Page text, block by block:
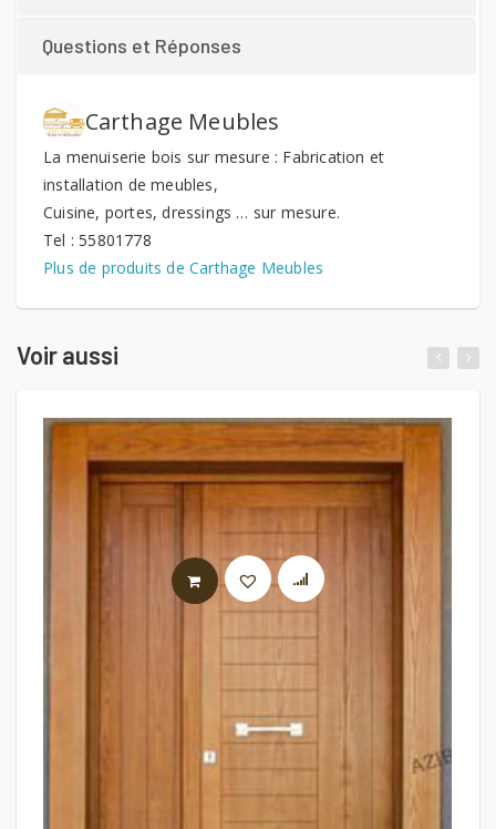
Questions et Réponses
Carthage Meubles
La menuiserie bois sur mesure : Fabrication et
installation de meubles,
Cuisine, portes, dressings … sur mesure.
Tel : 55801778
Plus de produits de Carthage Meubles
Voir aussi
LIRE LA SUITE